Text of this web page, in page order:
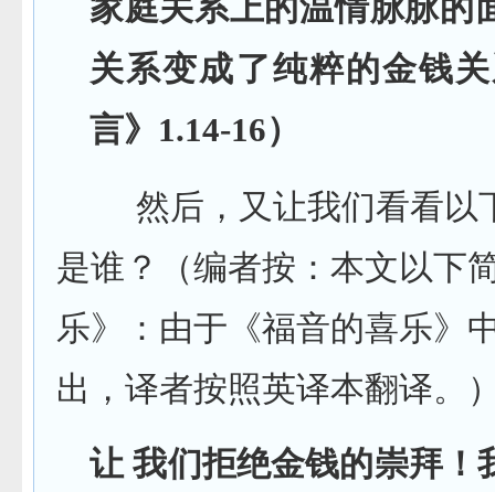
家庭关系上的温情脉脉的
关系变成了纯粹的金钱
言》1.14-16）
然后，又让我们看看以
是谁？（编者按：本文以下
乐》：由于《福音的喜乐》
出，译者按照英译本翻译。
让 我们拒绝金钱的崇拜！